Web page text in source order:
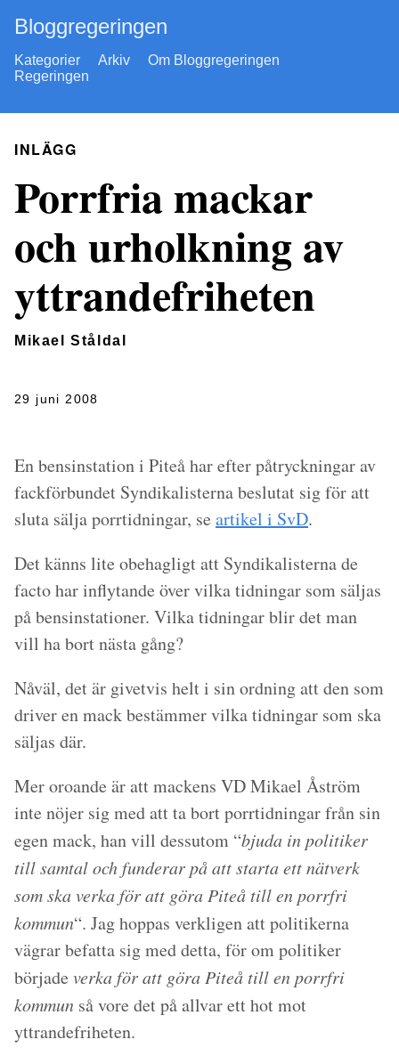
Bloggregeringen
Kategorier Arkiv
Om Bloggregeringen
Regeringen
INLÄGG
Porrfria mackar
och urholkning av
yttrandefriheten
Mikael Ståldal
29 juni 2008
En bensinstation i Piteå har efter påtryckningar av
fackförbundet Syndikalisterna beslutat sig för att
sluta sälja porrtidningar, se artikel i SvD.
Det känns lite obehagligt att Syndikalisterna de
facto har inflytande över vilka tidningar som säljas
på bensinstationer. Vilka tidningar blir det man
vill ha bort nästa gång?
Nåväl, det är givetvis helt i sin ordning att den som
driver en mack bestämmer vilka tidningar som ska
säljas där.
Mer oroande är att mackens VD Mikael Åström
inte nöjer sig med att ta bort porrtidningar från sin
egen mack, han vill dessutom “bjuda in politiker
till samtal och funderar på att starta ett nätverk
som ska verka för att göra Piteå till en porrfri
kommun“. Jag hoppas verkligen att politikerna
vägrar befatta sig med detta, för om politiker
började verka för att göra Piteå till en porrfri
kommun så vore det på allvar ett hot mot
yttrandefriheten.